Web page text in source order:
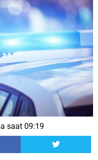
saat 09:19